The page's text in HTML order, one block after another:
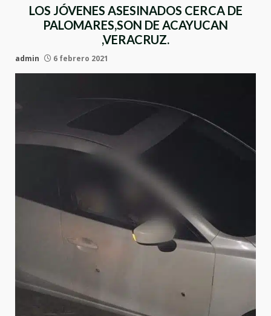
LOS JÓVENES ASESINADOS CERCA DE
PALOMARES,SON DE ACAYUCAN
,VERACRUZ.
admin 6 febrero 2021